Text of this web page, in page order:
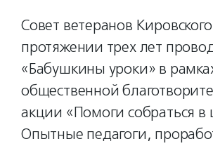
Совет ветеранов
протяжении трех лет
«Бабушкины уроки» в
общественной
акции «Помоги собраться в
Опытные педагоги,